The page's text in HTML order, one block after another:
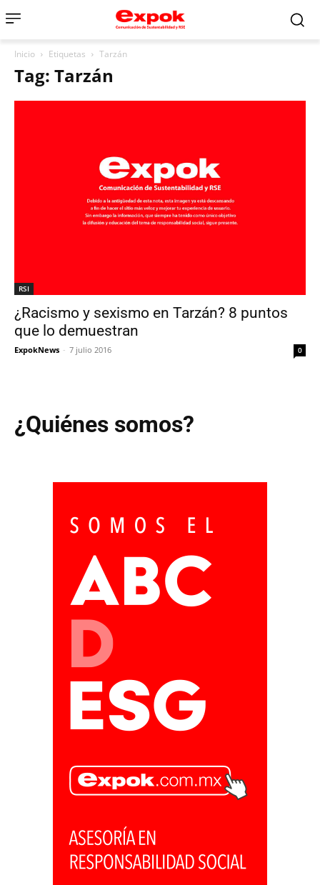
Inicio Etiquetas Tarzán
Tag: Tarzán
RSI
¿Racismo y sexismo en Tarzán? 8 puntos
que lo demuestran
ExpokNews - 7 julio 2016 0
¿Quiénes somos?